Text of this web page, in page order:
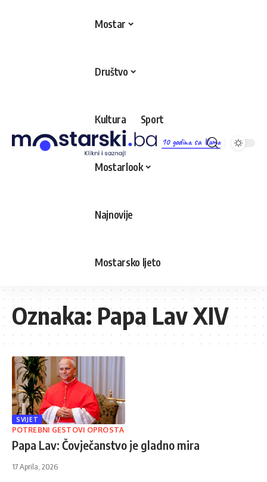
10 godina sa Vama
Mostar
Društvo
Kultura Sport
Mostarlook
Najnovije
Mostarsko ljeto
Oznaka:Papa Lav XIV
SVIJET
POTREBNI GESTOVI OPROSTA
Papa Lav: Čovječanstvo je gladno mira
17 Aprila, 2026